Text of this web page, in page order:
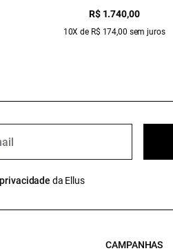
R$ 1.740,00
10X de R$ 174,00 sem juros
da Ellus
CAMPANHAS